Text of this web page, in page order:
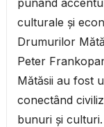
punând
culturale și
Drumurilor
Peter
Mătăsii au fost
conectând
bunuri și